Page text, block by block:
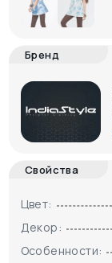
Бренд
Свойства
Цвет:
Декор:
Особенности: